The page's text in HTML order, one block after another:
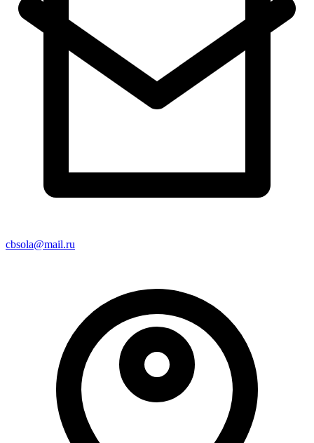
cbsola@mail.ru